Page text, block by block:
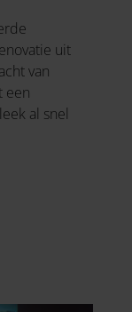
uit
van
een
al snel